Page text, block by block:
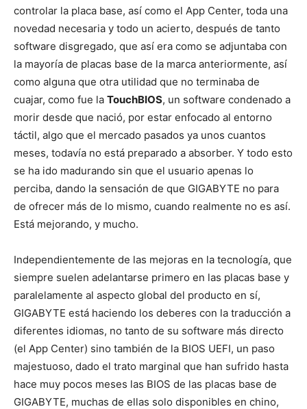
controlar la placa base, así como el App Center, toda una
novedad necesaria y todo un acierto, después de tanto
software disgregado, que así era como se adjuntaba con
la mayoría de placas base de la marca anteriormente, así
como alguna que otra utilidad que no terminaba de
cuajar, como fue la TouchBIOS, un software condenado a
morir desde que nació, por estar enfocado al entorno
táctil, algo que el mercado pasados ya unos cuantos
meses, todavía no está preparado a absorber. Y todo esto
se ha ido madurando sin que el usuario apenas lo
perciba, dando la sensación de que GIGABYTE no para
de ofrecer más de lo mismo, cuando realmente no es así.
Está mejorando, y mucho.
Independientemente de las mejoras en la tecnología, que
siempre suelen adelantarse primero en las placas base y
paralelamente al aspecto global del producto en sí,
GIGABYTE está haciendo los deberes con la traducción a
diferentes idiomas, no tanto de su software más directo
(el App Center) sino también de la BIOS UEFI, un paso
majestuoso, dado el trato marginal que han sufrido hasta
hace muy pocos meses las BIOS de las placas base de
GIGABYTE, muchas de ellas solo disponibles en chino,